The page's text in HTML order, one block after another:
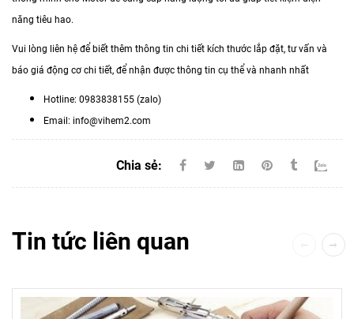
năng tiêu hao.
Vui lòng liên hệ để biết thêm thông tin chi tiết kích thước lắp đặt, tư vấn và
báo giá động cơ chi tiết, để nhận được thông tin cụ thể và nhanh nhất
Hotline: 0983838155 (zalo)
Email: info@vihem2.com
Chia sẻ:
Tin tức liên quan